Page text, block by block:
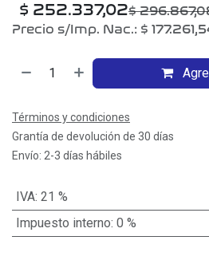
$ 252.337,02$
Precio s/Imp. Nac.: $
Términos y condiciones
Grantía de devolución de 30 días
Envío: 2-3 días hábiles
IVA: 21 %
Impuesto interno: 0 %